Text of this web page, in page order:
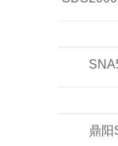
鼎阳